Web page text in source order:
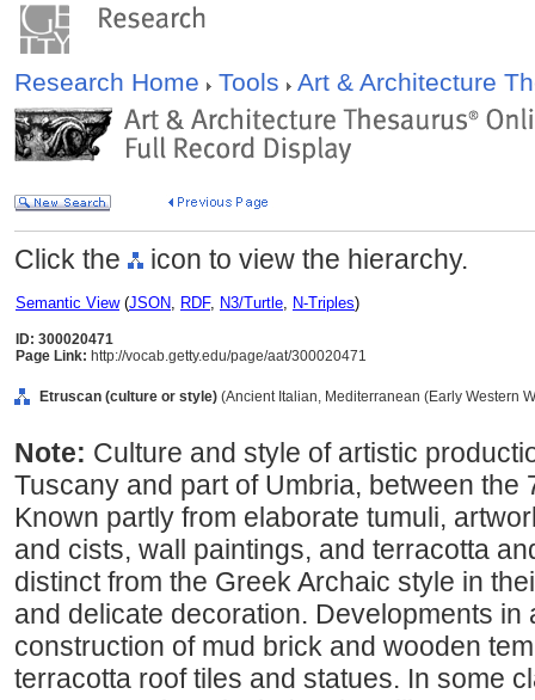
Research Home Tools Art & Architecture
Click the icon to view the hierarchy.
Semantic View(JSON, RDF, N3/Turtle, N-Triples)
ID: 300020471
Page Link: http://vocab.getty.edu/page/aat/300020471
Etruscan (culture or style) (Ancient Italian, Mediterranean (Early Western
Note: Culture and style of artistic
Tuscany and part of Umbria, between the
Known partly from elaborate tumuli,
and cists, wall paintings, and terracotta
distinct from the Greek Archaic style in
and delicate decoration. Developments in
construction of mud brick and wooden
terracotta roof tiles and statues. In some